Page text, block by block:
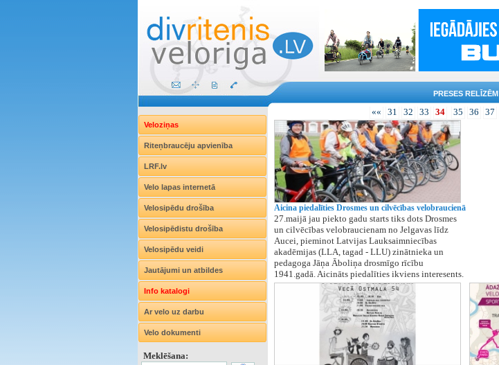
PRESES RELĪZĒM
Veloziņas
Riteņbraucēju apvienība
LRF.lv
Velo lapas internetā
Velosipēdu drošība
Velosipēdistu drošība
Velosipēdu veidi
Jautājumi un atbildes
Info katalogi
Ar velo uz darbu
Velo dokumenti
Meklēšana:
«« 31 32 33 34 35 36 37
Aicina piedalīties Drosmes un cilvēcības velobraucienā
27.maijā jau piekto gadu starts tiks dots Drosmes
un cilvēcības velobraucienam no Jelgavas līdz
Aucei, pieminot Latvijas Lauksaimniecības
akadēmijas (LLA, tagad - LLU) zinātnieka un
pedagoga Jāņa Āboliņa drosmīgo rīcību
1941.gadā. Aicināts piedalīties ikviens interesents.